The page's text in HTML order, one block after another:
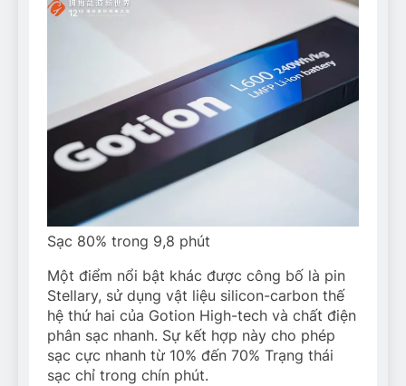
Sạc 80% trong 9,8 phút
Một điểm nổi bật khác được công bố là pin
Stellary, sử dụng vật liệu silicon-carbon thế
hệ thứ hai của Gotion High-tech và chất điện
phân sạc nhanh. Sự kết hợp này cho phép
sạc cực nhanh từ 10% đến 70% Trạng thái
sạc chỉ trong chín phút.